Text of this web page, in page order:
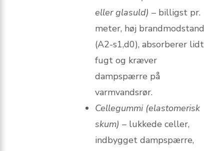
eller glasuld) – billigst pr.
meter, høj brandmodstand
(A2-s1,d0), absorberer lidt
fugt og kræver
dampspærre på
varmvandsrør.
Cellegummi (elastomerisk
skum) – lukkede celler,
indbygget dampspærre,